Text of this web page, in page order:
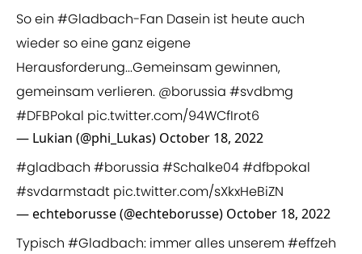
So ein #Gladbach-Fan Dasein ist heute auch
wieder so eine ganz eigene
Herausforderung...Gemeinsam gewinnen,
gemeinsam verlieren. @borussia #svdbmg
#DFBPokal pic.twitter.com/94WCfIrot6
— Lukian (@phi_Lukas) October 18, 2022
#gladbach #borussia #Schalke04#dfbpokal
#svdarmstadt pic.twitter.com/sXkxHeBiZN
— echteborusse (@echteborusse) October 18, 2022
Typisch #Gladbach: immer alles unserem#effzeh